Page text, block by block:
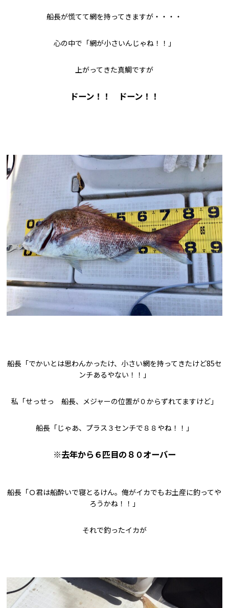
船長が慌てて網を持ってきますが・・・・
心の中で「網が小さいんじゃね！！」
上がってきた真鯛ですが
ドーン！！ ドーン！！
船長「でかいとは思わんかったけ、小さい網を持ってきたけど85セ
ンチあるやない！！」
私「せっせっ 船長、メジャーの位置が０からずれてますけど」
船長「じゃあ、プラス３センチで８８やね！！」
※去年から６匹目の８０オーバー
船長「Ｏ君は船酔いで寝とるけん。俺がイカでもお土産に釣ってや
ろうかね！！」
それで釣ったイカが